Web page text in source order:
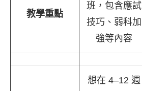
教學重點
班，包含應試
技巧、弱科加
強等內容
想在 4–12 週